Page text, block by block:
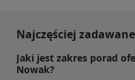
Najczęściej
Jaki jest zakres porad
Nowak?